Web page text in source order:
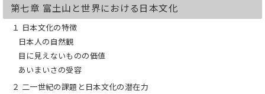
第七章 富土山と世界における日本文化
１ 日本文化の特徴
日本人の自然観
目に見えないものの価値
あいまいさの受容
２ 二一世紀の課題と日本文化の潜在力